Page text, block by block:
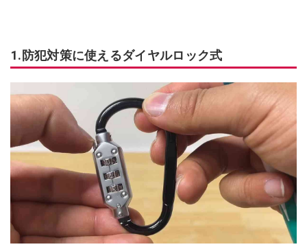
1.防犯対策に使えるダイヤルロック式